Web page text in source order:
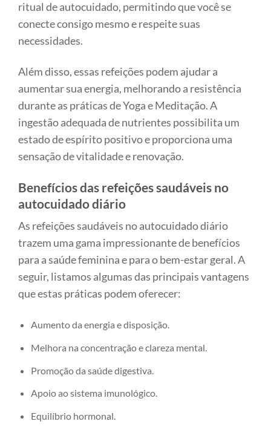
ritual de autocuidado, permitindo que você se
conecte consigo mesmo e respeite suas
necessidades.
Além disso, essas refeições podem ajudar a
aumentar sua energia, melhorando a resistência
durante as práticas de Yoga e Meditação. A
ingestão adequada de nutrientes possibilita um
estado de espírito positivo e proporciona uma
sensação de vitalidade e renovação.
Benefícios das refeições saudáveis no
autocuidado diário
As refeições saudáveis no autocuidado diário
trazem uma gama impressionante de benefícios
para a saúde feminina e para o bem-estar geral. A
seguir, listamos algumas das principais vantagens
que estas práticas podem oferecer:
Aumento da energia e disposição.
Melhora na concentração e clareza mental.
Promoção da saúde digestiva.
Apoio ao sistema imunológico.
Equilíbrio hormonal.